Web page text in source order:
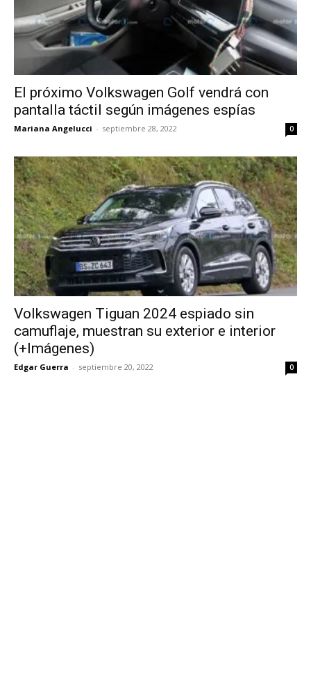
El próximo Volkswagen Golf vendrá con
pantalla táctil según imágenes espías
Mariana Angelucci - septiembre 28, 2022 0
Volkswagen Tiguan 2024 espiado sin
camuflaje, muestran su exterior e interior
(+Imágenes)
Edgar Guerra - septiembre 20, 2022 0